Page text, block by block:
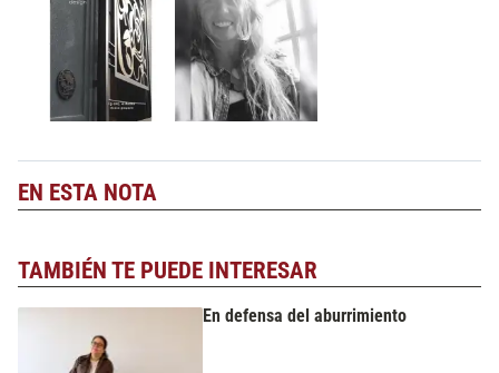
EN ESTA NOTA
TAMBIÉN TE PUEDE INTERESAR
En defensa del aburrimiento